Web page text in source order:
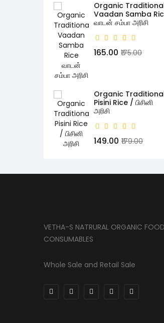
Organic
Vaadan Samba
வாடன் சம்பா அரிசி
₹165.00 ₹175.00
Organic
Pisini Rice / பிசினி
அரிசி
₹149.00 ₹179.00
VETHA-S NATRURAL ORGANIC
CONSUMABLES
Whole Sale and Retail Sale